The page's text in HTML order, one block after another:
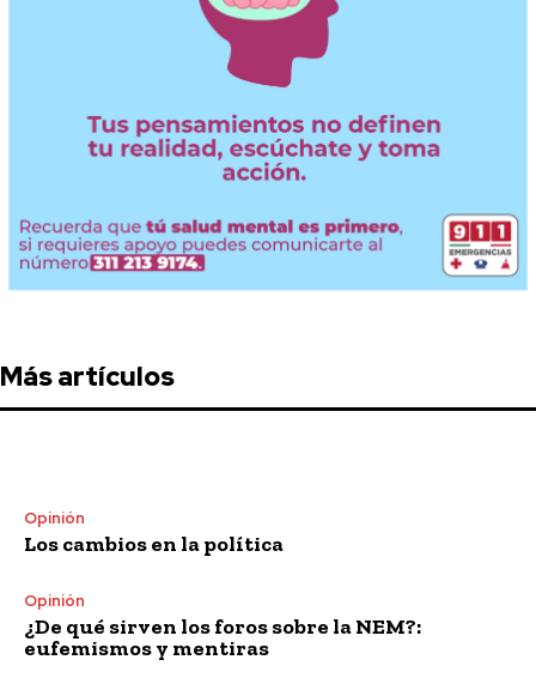
Más artículos
Opinión
Los cambios en la política
Opinión
¿De qué sirven los foros sobre la NEM?:
eufemismos y mentiras